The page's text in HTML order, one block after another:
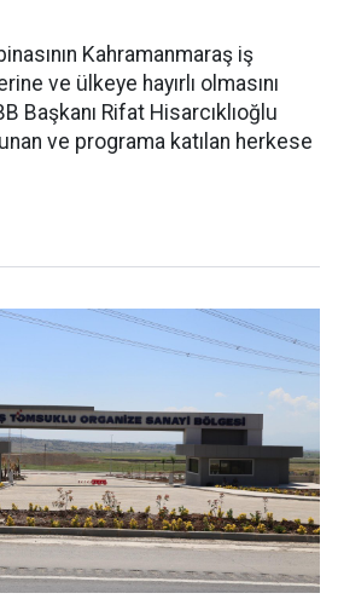
Kahramanmaraş iş
ve ülkeye hayırlı olmasını
Başkanı Rifat Hisarcıklıoğlu
ve programa katılan herkese